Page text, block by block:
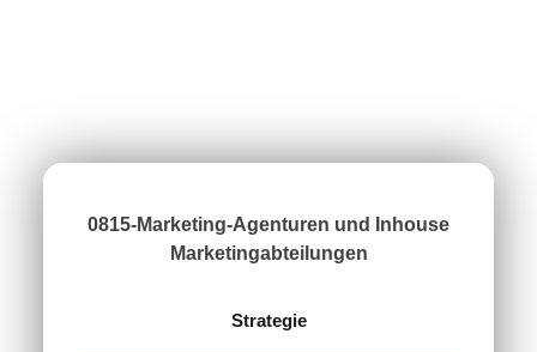
0815-Marketing-Agenturen und Inhouse
Marketingabteilungen
Strategie